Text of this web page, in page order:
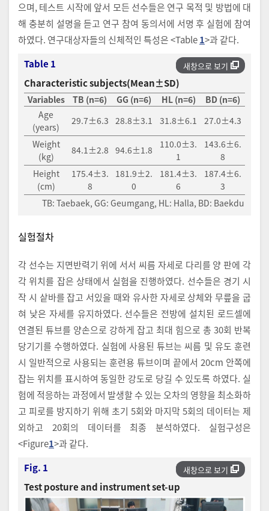
으며, 테스트 시작에 앞서 모든 선수들은 연구 목적 및 방법에 대
해 충분히 설명을 듣고 연구 참여 동의서에 서명 후 실험에 참여
하였다. 연구대상자들의 신체적인 특성은 <Table1>과 같다.
새창으로 보기
Table 1
Characteristic subjects(Mean±SD)
Variables TB (n=6) GG (n=6) HL (n=6)
BD (n=6)
Age
(years)
29.7±6.3 28.8±3.1 31.8±6.1
27.0±4.3
Weight
(kg)
84.1±2.8 94.6±1.8
110.0±3.
1
143.6±6.
8
Height
(cm)
175.4±3.
8
181.9±2.
0
181.4±3.
6
187.4±6.
3
TB: Taebaek, GG: Geumgang, HL: Halla, BD: Baekdu
실험절차
각 선수는 지면반력기 위에 서서 씨름 자세로 다리를 양 판에 각
각 위치를 잡은 상태에서 실험을 진행하였다. 선수들은 경기 시
작 시 샅바를 잡고 서있을 때와 유사한 자세로 상체와 무릎을 굽
혀 낮은 자세를 유지하였다. 선수들은 전방에 설치된 로드셀에
연결된 튜브를 양손으로 강하게 잡고 최대 힘으로 총 30회 반복
당기기를 수행하였다. 실험에 사용된 튜브는 씨름 및 유도 훈련
시 일반적으로 사용되는 훈련용 튜브이며 끝에서 20cm 안쪽에
잡는 위치를 표시하여 동일한 강도로 당길 수 있도록 하였다. 실
험에 적응하는 과정에서 발생할 수 있는 오차의 영향을 최소화하
고 피로를 방지하기 위해 초기 5회와 마지막 5회의 데이터는 제
외하고 20회의 데이터를 최종 분석하였다. 실험구성은
<Figure1>과 같다.
새창으로 보기
Fig. 1
Test posture and instrument set-up